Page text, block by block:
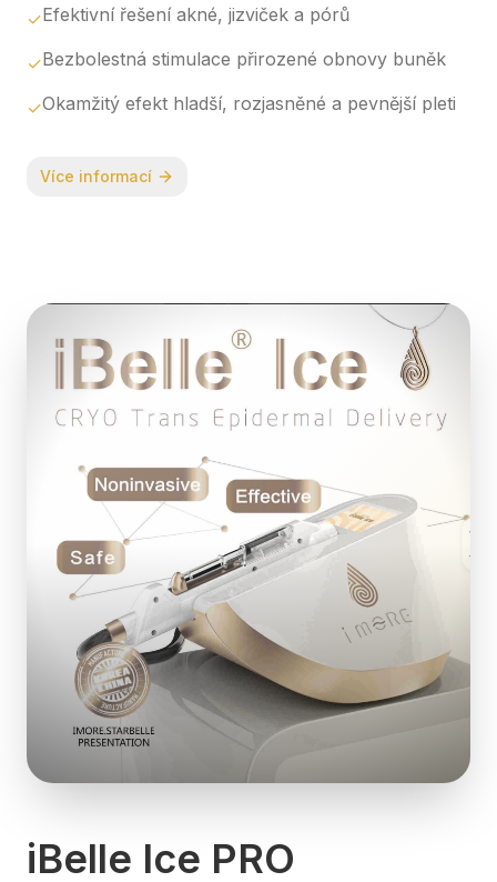
✓Efektivní řešení akné, jizviček a pórů
✓Bezbolestná stimulace přirozené obnovy buněk
✓Okamžitý efekt hladší, rozjasněné a pevnější pleti
Více informací
iBelle Ice PRO